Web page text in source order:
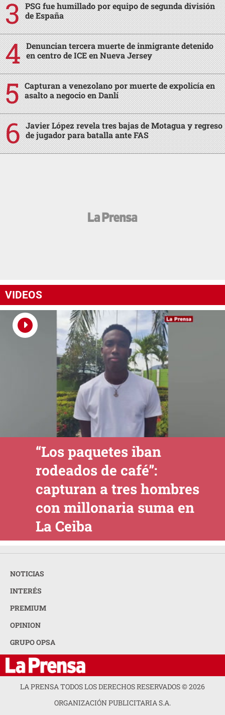
PSG fue humillado por equipo de segunda división
de España
Denuncian tercera muerte de inmigrante detenido
en centro de ICE en Nueva Jersey
Capturan a venezolano por muerte de expolicía en
asalto a negocio en Danlí
Javier López revela tres bajas de Motagua y regreso
de jugador para batalla ante FAS
VIDEOS
“Los paquetes iban
rodeados de café”:
capturan a tres hombres
con millonaria suma en
La Ceiba
NOTICIAS
INTERÉS
PREMIUM
OPINION
GRUPO OPSA
LA PRENSA TODOS LOS DERECHOS RESERVADOS ©2026
ORGANIZACIÓN PUBLICITARIA S.A.